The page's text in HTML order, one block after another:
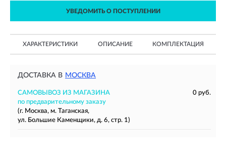
УВЕДОМИТЬ О ПОСТУПЛЕНИИ
ХАРАКТЕРИСТИКИ ОПИСАНИЕ КОМПЛЕКТАЦИЯ
ДОСТАВКА В МОСКВА
САМОВЫВОЗ ИЗ МАГАЗИНА
0 руб.
по предварительному заказу
(г. Москва, м. Таганская,
ул. Большие Каменщики, д. 6, стр. 1)